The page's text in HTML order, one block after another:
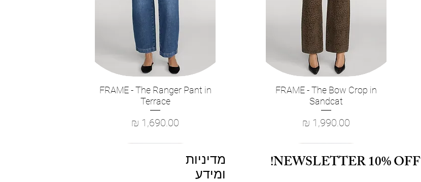
תצוגה מהירה
FRAME - The Bow Crop in
Sandcat
מחיר
תצוגה מהירה
FRAME - The Ranger Pant in
Terrace
מחיר
מדיניות
ומידע
NEWSLETTER 10% OFF!